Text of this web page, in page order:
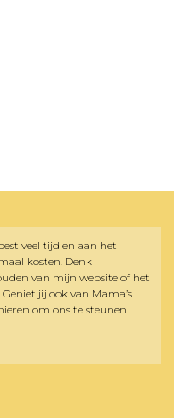
veel tijd en aan het
kosten. Denk
van mijn website of het
jij ook van Mama’s
om ons te steunen!